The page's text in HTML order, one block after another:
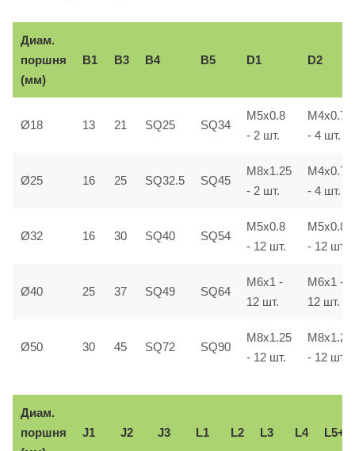
Диам.
поршня
(мм)
B1 B3 B4 B5 D1 D2
Ø18 13 21 SQ25 SQ34
M5x0.8
- 2 шт.
M4x0.7
- 4 шт.
Ø25 16 25 SQ32.5 SQ45
M8x1.25
- 2 шт.
M4x0.7
- 4 шт.
Ø32 16 30 SQ40 SQ54
M5x0.8
- 12 шт.
M5x0.8
- 12 шт.
Ø40 25 37 SQ49 SQ64
M6x1 -
12 шт.
M6x1 -
12 шт.
Ø50 30 45 SQ72 SQ90
M8x1.25
- 12 шт.
M8x1.25
- 12 шт.
Диам.
поршня
J1 J2 J3 L1 L2 L3 L4 L5+